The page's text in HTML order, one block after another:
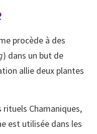
procède à des
) dans un but de
allie deux plantes
rituels Chamaniques,
est utilisée dans les